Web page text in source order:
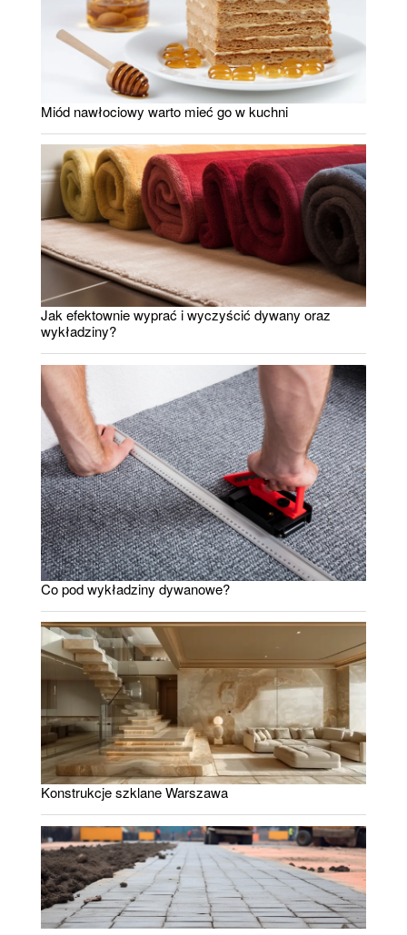
Miód nawłociowy warto mieć go w kuchni
Jak efektownie wyprać i wyczyścić dywany oraz
wykładziny?
Co pod wykładziny dywanowe?
Konstrukcje szklane Warszawa